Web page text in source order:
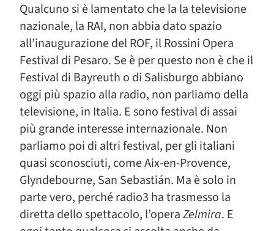
Qualcuno si è lamentato che la la televisione
nazionale, la RAI, non abbia dato spazio
all’inaugurazione del ROF, il Rossini Opera
Festival di Pesaro. Se è per questo non è che il
Festival di Bayreuth o di Salisburgo abbiano
oggi più spazio alla radio, non parliamo della
televisione, in Italia. E sono festival di assai
più grande interesse internazionale. Non
parliamo poi di altri festival, per gli italiani
quasi sconosciuti, come Aix-en-Provence,
Glyndebourne, San Sebastián. Ma è solo in
parte vero, perché radio3 ha trasmesso la
diretta dello spettacolo, l’operaZelmira. E